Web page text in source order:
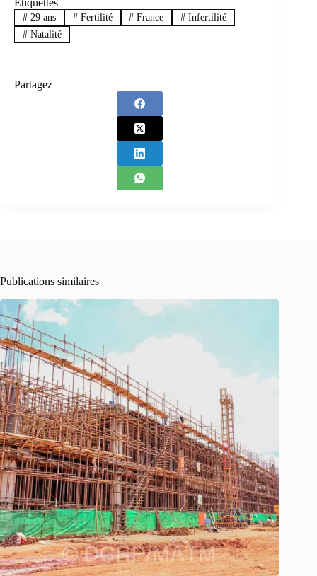
#29 ans #Fertilité # France # Infertilité
#Natalité
Partagez
Publications similaires